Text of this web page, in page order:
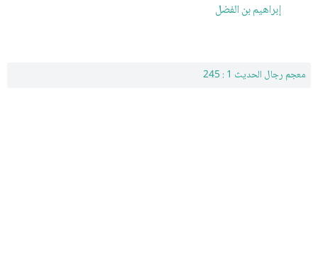
إبراهيم بن الفضل
معجم رجال الحديث 1 : 245